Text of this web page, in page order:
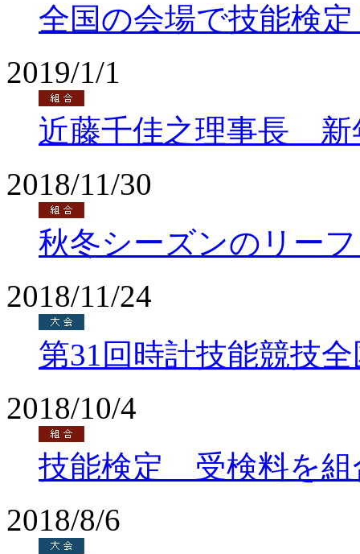
全国の会場で技能検
2019/1/1
近藤千佳之理事長 新
2018/11/30
秋冬シーズンのリー
2018/11/24
第31回時計技能競技
2018/10/4
技能検定 受検料を組
2018/8/6